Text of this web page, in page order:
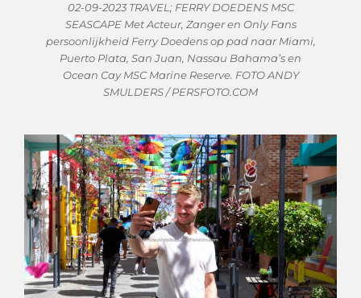
02-09-2023 TRAVEL; FERRY DOEDENS MSC
SEASCAPE Met Acteur, Zanger en Only Fans
persoonlijkheid Ferry Doedens op pad naar Miami,
Puerto Plata, San Juan, Nassau Bahama’s en
Ocean Cay MSC Marine Reserve. FOTO ANDY
SMULDERS / PERSFOTO.COM